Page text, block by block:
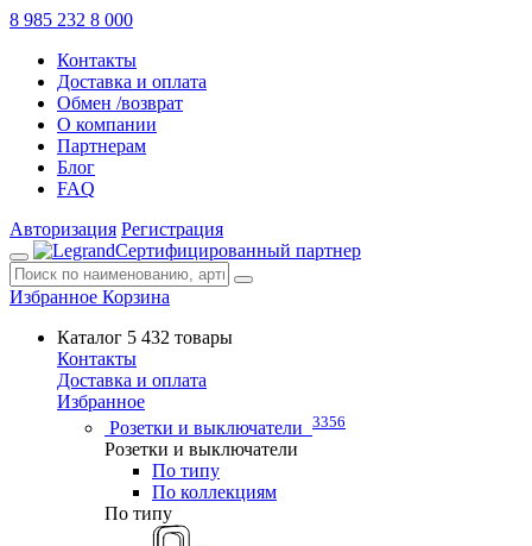
8 985 232 8 000
Контакты
Доставка и оплата
Обмен /возврат
О компании
Партнерам
Блог
FAQ
Авторизация Регистрация
Сертифицированный партнер
Избранное Корзина
Каталог 5 432 товары
Контакты
Доставка и оплата
Избранное
Розетки и выключатели 3356
Розетки и выключатели
По типу
По коллекциям
По типу